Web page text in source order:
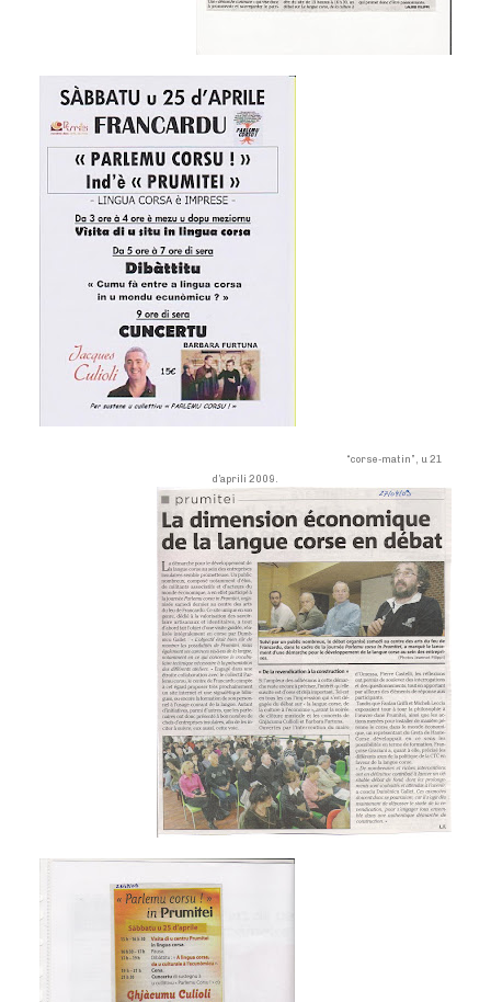
“corse-matin”, u 21
d’aprili 2009.